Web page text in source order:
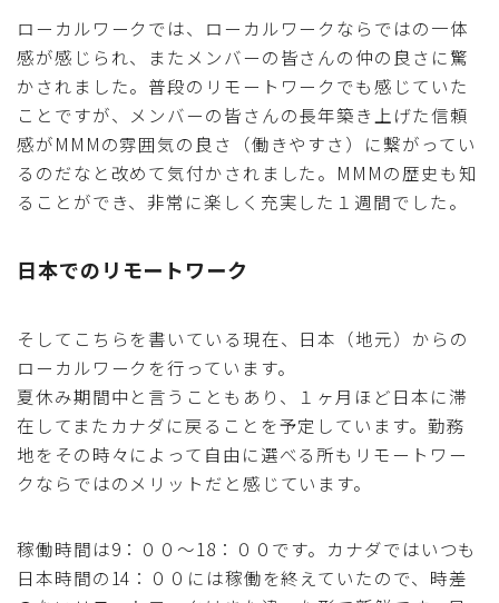
ローカルワークでは、ローカルワークならではの一体
感が感じられ、またメンバーの皆さんの仲の良さに驚
かされました。普段のリモートワークでも感じていた
ことですが、メンバーの皆さんの長年築き上げた信頼
感がMMMの雰囲気の良さ（働きやすさ）に繋がってい
るのだなと改めて気付かされました。MMMの歴史も知
ることができ、非常に楽しく充実した１週間でした。
日本でのリモートワーク
そしてこちらを書いている現在、日本（地元）からの
ローカルワークを行っています。
夏休み期間中と言うこともあり、１ヶ月ほど日本に滞
在してまたカナダに戻ることを予定しています。勤務
地をその時々によって自由に選べる所もリモートワー
クならではのメリットだと感じています。
稼働時間は9：００〜18：００です。カナダではいつも
日本時間の14：００には稼働を終えていたので、時差